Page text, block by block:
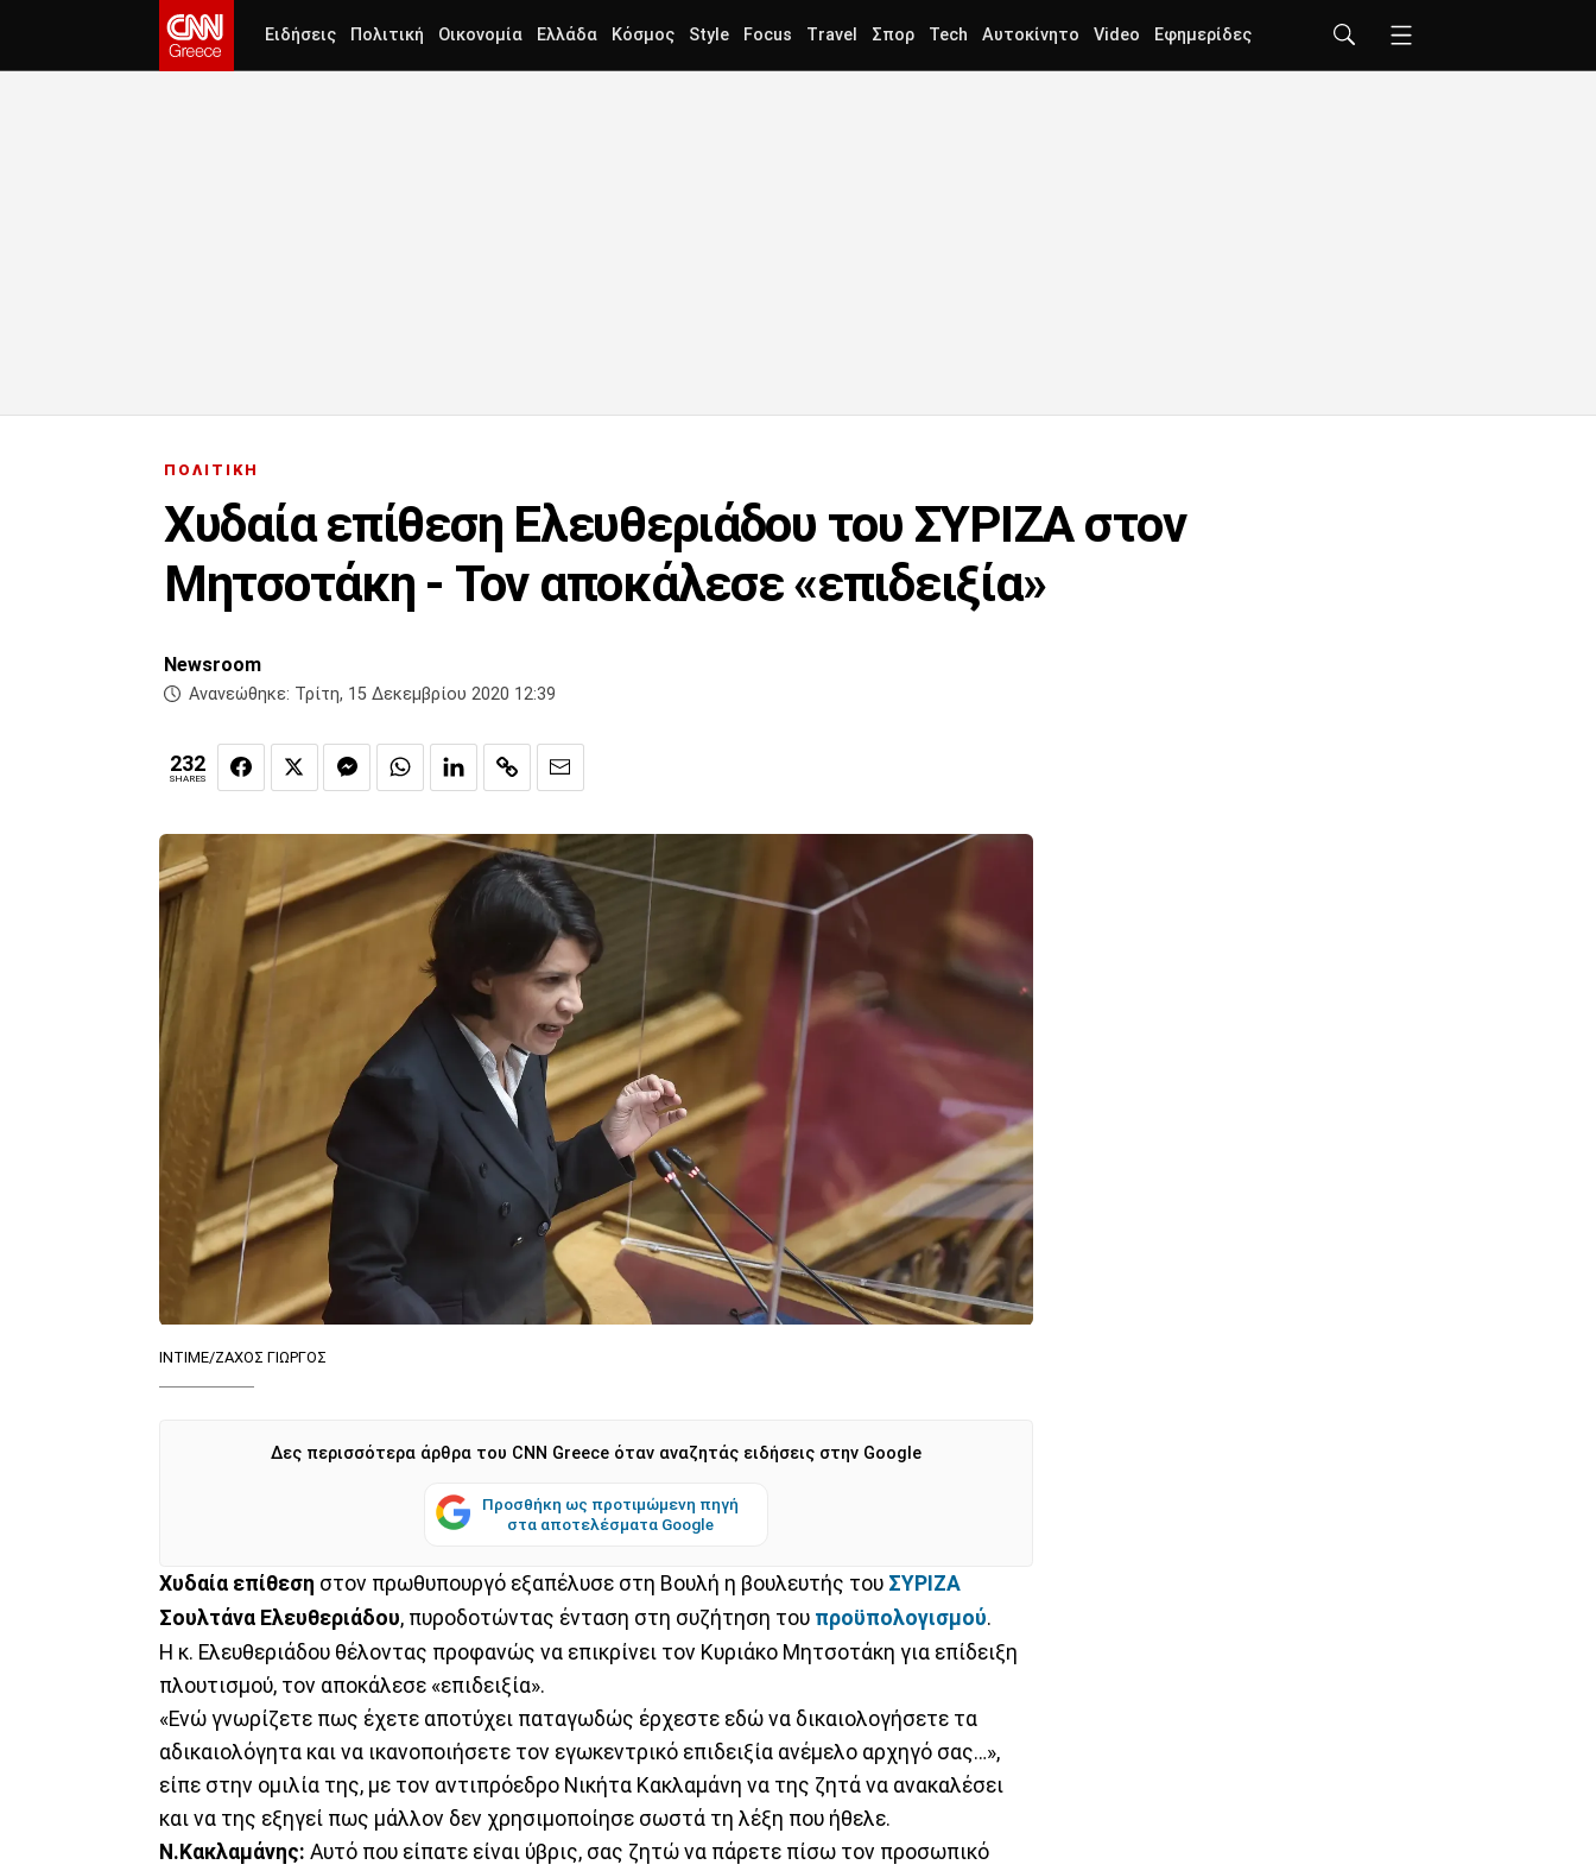
Ειδήσεις Πολιτική Οικονομία Ελλάδα Κόσμος Style Focus Travel Σπορ Tech Αυτοκίνητο Video Εφημερίδες
ΠΟΛΙΤΙΚΗ
Χυδαία επίθεση Ελευθεριάδου του ΣΥΡΙΖΑ στον
Μητσοτάκη - Τον αποκάλεσε «επιδειξία»
Newsroom
Ανανεώθηκε: Τρίτη, 15 Δεκεμβρίου 2020 12:39
232
SHARES
INTIME/ΖΑΧΟΣ ΓΙΩΡΓΟΣ
Δες περισσότερα άρθρα του CNN Greece όταν αναζητάς ειδήσεις στην Google
Προσθήκη ως προτιμώμενη πηγή
στα αποτελέσματα Google
Χυδαία επίθεση στον πρωθυπουργό εξαπέλυσε στη Βουλή η βουλευτής του ΣΥΡΙΖΑ
Σουλτάνα Ελευθεριάδου, πυροδοτώντας ένταση στη συζήτηση του προϋπολογισμού.
Η κ. Ελευθεριάδου θέλοντας προφανώς να επικρίνει τον Κυριάκο Μητσοτάκη για επίδειξη
πλουτισμού, τον αποκάλεσε «επιδειξία».
«Ενώ γνωρίζετε πως έχετε αποτύχει παταγωδώς έρχεστε εδώ να δικαιολογήσετε τα
αδικαιολόγητα και να ικανοποιήσετε τον εγωκεντρικό επιδειξία ανέμελο αρχηγό σας…»,
είπε στην ομιλία της, με τον αντιπρόεδρο Νικήτα Κακλαμάνη να της ζητά να ανακαλέσει
και να της εξηγεί πως μάλλον δεν χρησιμοποίησε σωστά τη λέξη που ήθελε.
Ν.Κακλαμάνης: Αυτό που είπατε είναι ύβρις, σας ζητώ να πάρετε πίσω τον προσωπικό